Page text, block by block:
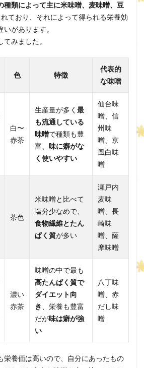
種類によって主に米味噌、麦味噌、豆
ており、それによって得られる栄養効
があります。
みました。
色 特徴
代表的
な味噌
白〜
赤茶
生産量が多く 最
も流通している
味噌で種類も豊
富、 味に癖がな
く使いやすい
仙台味
噌、信
州味
噌、京
風白味
噌
茶色
米味噌と比べて
塩分少なめで、
食物繊維とたん
ぱく質が多い
瀬戸内
麦味
噌、長
崎味
噌、薩
摩味噌
濃い
赤茶
味噌の中で最も
高たんぱく質で
ダイエット向
き
、栄養も豊富
だが味は癖が強
い
八丁味
噌、赤
だし味
噌
栄養価は高いので、自分にあったもの